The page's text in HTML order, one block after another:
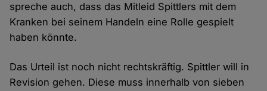
spreche auch, dass das Mitleid Spittlers mit dem
Kranken bei seinem Handeln eine Rolle gespielt
haben könnte.
Das Urteil ist noch nicht rechtskräftig. Spittler will in
Revision gehen. Diese muss innerhalb von sieben